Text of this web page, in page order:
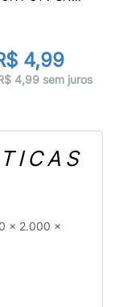
4,99
4,99 sem juros
x 2.000 x